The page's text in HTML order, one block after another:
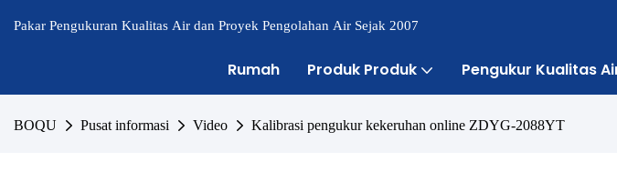
Pakar Pengukuran Kualitas Air dan Proyek Pengolahan Air Sejak 2007
Rumah Produk Produk Pengukur Kualitas
BOQU Pusat informasi Video Kalibrasi pengukur kekeruhan online ZDYG-2088YT